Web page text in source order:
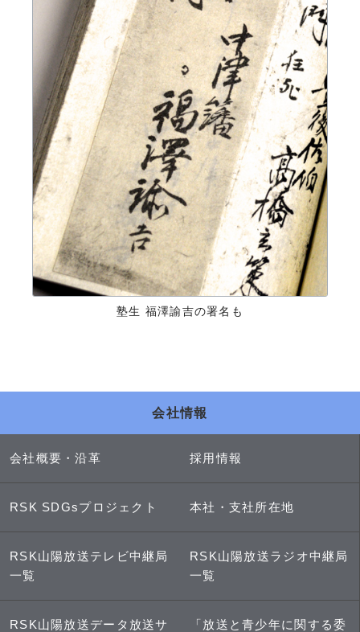
塾生 福澤諭吉の署名も
会社情報
会社概要・沿革 採用情報
RSK SDGsプロジェクト 本社・支社所在地
RSK山陽放送テレビ中継局
一覧
RSK山陽放送ラジオ中継局
一覧
RSK山陽放送データ放送サ
「放送と青少年に関する委